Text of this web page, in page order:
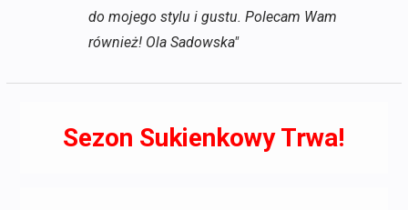
do mojego stylu i gustu. Polecam Wam
również! Ola Sadowska"
Sezon Sukienkowy Trwa!